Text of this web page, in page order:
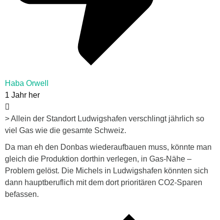
Haba Orwell
1 Jahr her
> Allein der Standort Ludwigshafen verschlingt jährlich so
viel Gas wie die gesamte Schweiz.
Da man eh den Donbas wiederaufbauen muss, könnte man
gleich die Produktion dorthin verlegen, in Gas-Nähe –
Problem gelöst. Die Michels in Ludwigshafen könnten sich
dann hauptberuflich mit dem dort prioritären CO2-Sparen
befassen.